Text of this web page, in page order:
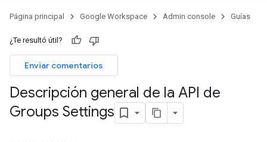
Página principal Google Workspace Admin console Guías
¿Te resultó útil?
Enviar comentarios
Descripción general de la API de
Groups Settings